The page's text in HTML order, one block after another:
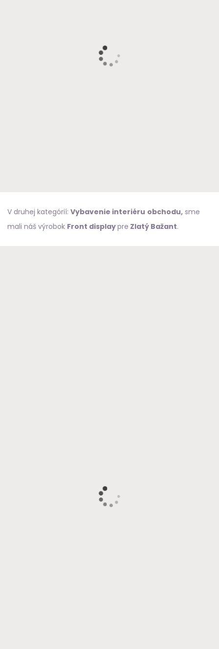
V druhej kategórií: Vybavenie interiéru obchodu, sme
mali náš výrobok Front displaypre Zlatý Bažant.